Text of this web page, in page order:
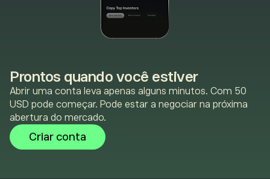
Prontos quando você estiver
Abrir uma conta leva apenas alguns minutos. Com 50
USD pode começar. Pode estar a negociar na próxima
abertura do mercado.
Criar conta